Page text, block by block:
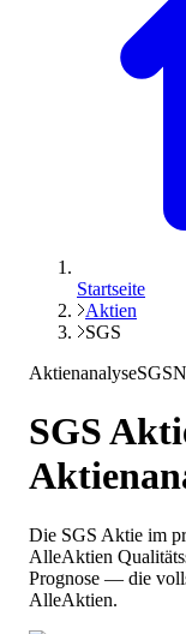
Startseite
Aktien
SGS
Aktienanalyse
SGS
Die SGS Aktie im
AlleAktien
Prognose — die
AlleAktien.